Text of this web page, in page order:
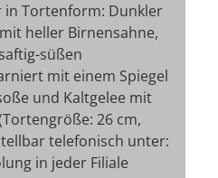
in Tortenform: Dunkler
heller Birnensahne,
süßen
mit einem Spiegel
und Kaltgelee mit
26 cm,
telefonisch unter:
in jeder Filiale